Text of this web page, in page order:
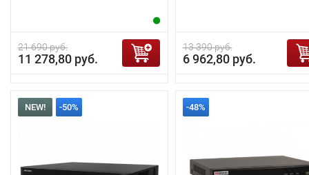
21 690 руб.
11 278,80 руб.
13 390 руб.
6 962,80 руб.
NEW! -50% -48%